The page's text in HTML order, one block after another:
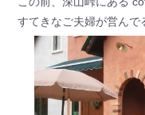
すてきなご夫婦が営んで